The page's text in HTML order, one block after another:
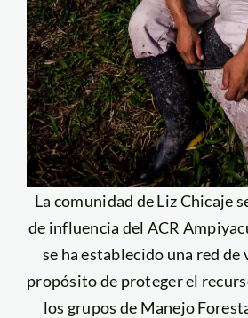
La comunidad de Liz Chicaje
de influencia del ACR
se ha establecido una red de
propósito de proteger el
los grupos de Manejo